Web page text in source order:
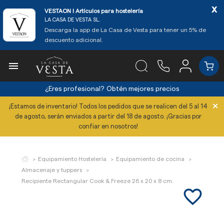
VESTAON l Artículos para hostelería
LA CASA DE VESTA SL.
Descarga la app de La Casa de Vesta para tener un 5% de
descuento adicional.
x

¿Eres profesional? Obtén mejores precios
¡Estamos de inventario! Todos los pedidos que se realicen del 5 al 14
de agosto, serán enviados a partir del 18 de agosto. ¡Gracias por
confiar en nosotros!
×
Equipamiento Hostelería
Equipamiento de cocina
Almacenaje y tuppers
Recipiente Rectangular Cook & Freeze 26 x 20 x 8 cm.
favorite_border